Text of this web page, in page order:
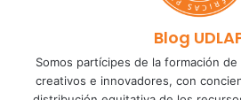
Blog
Somos partícipes de la formación
creativos e innovadores, con